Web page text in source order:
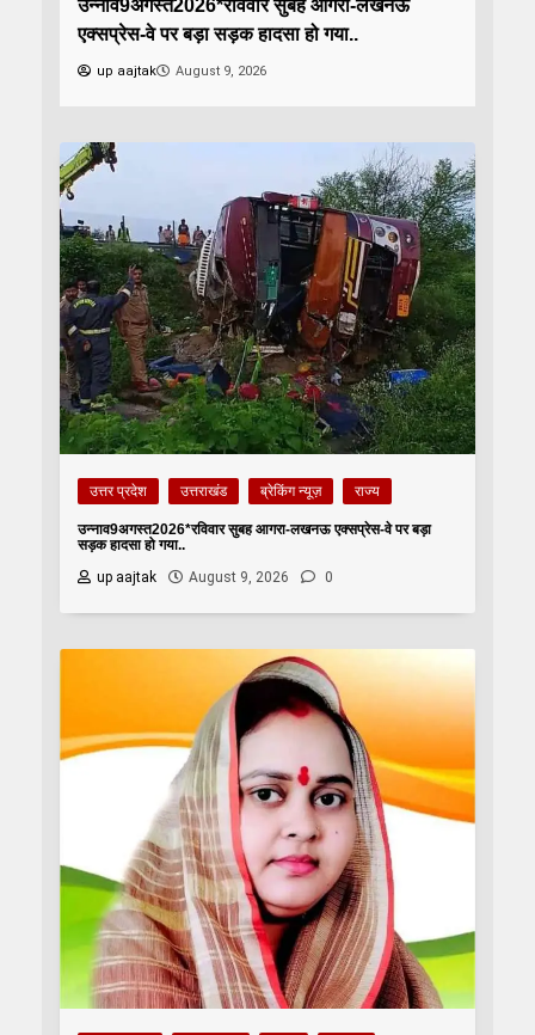
उन्नाव9अगस्त2026*रविवार सुबह आगरा-लखनऊ
एक्सप्रेस-वे पर बड़ा सड़क हादसा हो गया..
up aajtak August 9, 2026
उत्तर प्रदेश उत्तराखंड ब्रेकिंग न्यूज़ राज्य
उन्नाव9अगस्त2026*रविवार सुबह आगरा-लखनऊ एक्सप्रेस-वे पर बड़ा
सड़क हादसा हो गया..
up aajtak
August 9, 2026 0